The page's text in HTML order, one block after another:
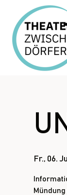
Fr., 06.